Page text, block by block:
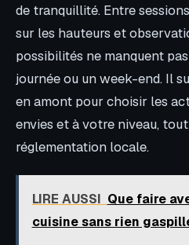
de tranquillité. Entre
sur les hauteurs et
possibilités ne manquent
journée ou un week-end. Il
en amont pour choisir les
envies et à votre niveau,
réglementation locale.
LIRE AUSSI Que faire
cuisine sans rien